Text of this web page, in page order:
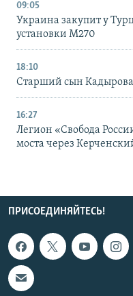
09:05
Украина закупит у
установки M270
18:10
Старший сын Кадырова
16:27
Легион «Свобода
моста через
ПРИСОЕДИНЯЙТЕСЬ!